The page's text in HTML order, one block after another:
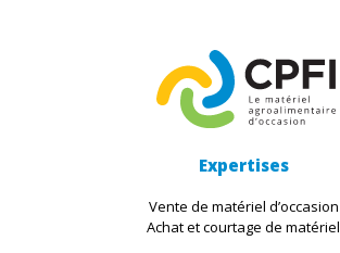
Expertises
Vente de matériel d’occasion
Achat et courtage de matériel